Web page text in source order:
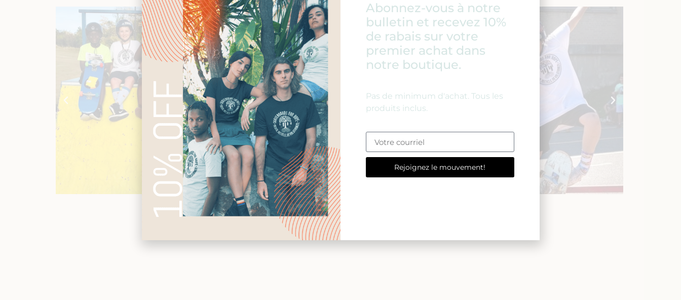
Abonnez-vous à notre
bulletin et recevez 10%
de rabais sur votre
premier achat dans
notre boutique.
Pas de minimum d'achat. Tous les
produits inclus.
Rejoignez le mouvement!